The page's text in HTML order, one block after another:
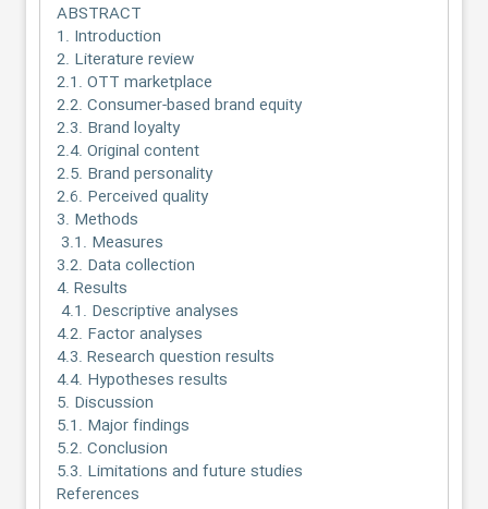
ABSTRACT
1. Introduction
2. Literature review
2.1. OTT marketplace
2.2. Consumer-based brand equity
2.3. Brand loyalty
2.4. Original content
2.5. Brand personality
2.6. Perceived quality
3. Methods
3.1. Measures
3.2. Data collection
4. Results
4.1. Descriptive analyses
4.2. Factor analyses
4.3. Research question results
4.4. Hypotheses results
5. Discussion
5.1. Major findings
5.2. Conclusion
5.3. Limitations and future studies
References